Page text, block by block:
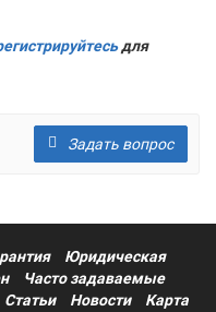
для
Задать вопрос
Юридическая
Часто задаваемые
Статьи Новости
Карта